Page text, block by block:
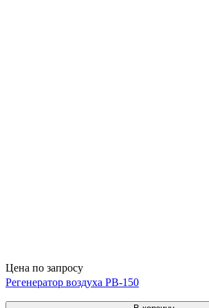
Цена по запросу
Регенератор воздуха РВ-150